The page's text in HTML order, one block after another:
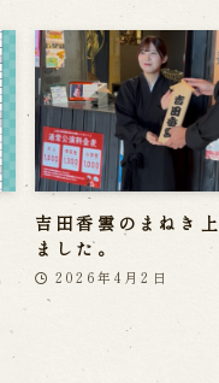
吉田香雲のまねき
ました。
2026年4月2日